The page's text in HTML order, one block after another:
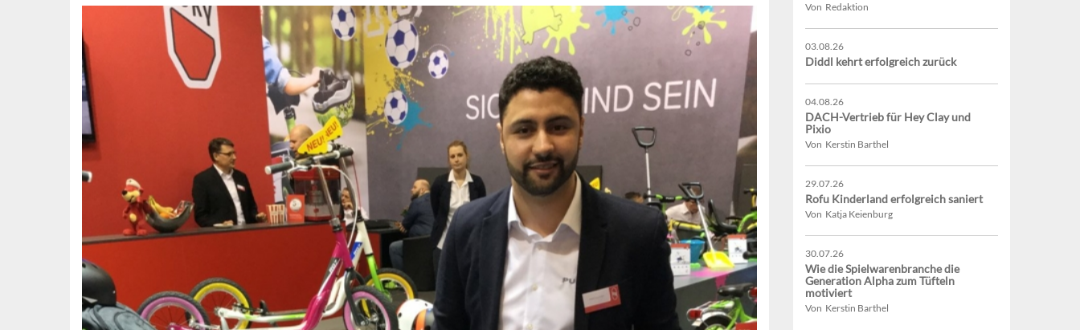
Von Redaktion
03.08.26
Diddl kehrt erfolgreich zurück
04.08.26
DACH-Vertrieb für Hey Clay und
Pixio
Von Kerstin Barthel
29.07.26
Rofu Kinderland erfolgreich saniert
Von Katja Keienburg
30.07.26
Wie die Spielwarenbranche die
Generation Alpha zum Tüfteln
motiviert
Von Kerstin Barthel